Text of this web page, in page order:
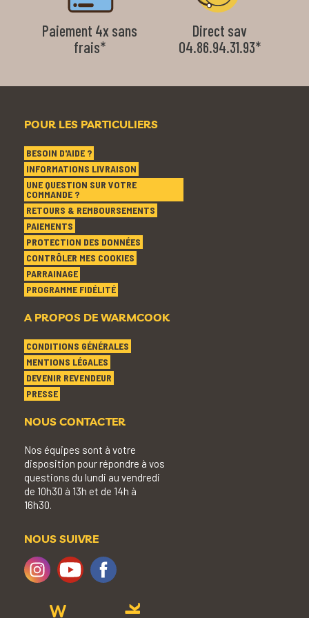
Paiement 4x sans
frais*
Direct sav
04.86.94.31.93*
POUR LES PARTICULIERS
BESOIN D'AIDE ?
INFORMATIONS LIVRAISON
UNE QUESTION SUR VOTRE
COMMANDE ?
RETOURS & REMBOURSEMENTS
PAIEMENTS
PROTECTION DES DONNÉES
CONTRÔLER MES COOKIES
PARRAINAGE
PROGRAMME FIDÉLITÉ
A PROPOS DE WARMCOOK
CONDITIONS GÉNÉRALES
MENTIONS LÉGALES
DEVENIR REVENDEUR
PRESSE
NOUS CONTACTER
Nos équipes sont à votre
disposition pour répondre à vos
questions du lundi au vendredi
de 10h30 à 13h et de 14h à
16h30.
NOUS SUIVRE